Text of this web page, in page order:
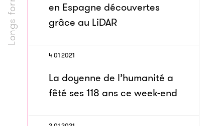
en Espagne découvertes
grâce au LiDAR
4 01 2021
La doyenne de l’humanité a
fêté ses 118 ans ce week-end